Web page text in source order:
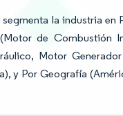
la industria en
de Combustión
Motor
y Por Geografía